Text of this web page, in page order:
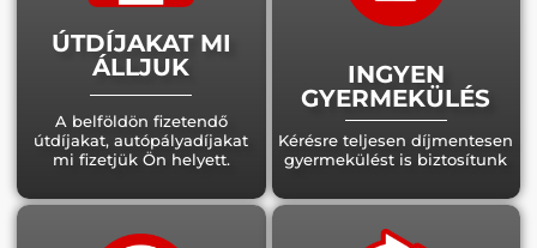
ÚTDÍJAKAT MI
ÁLLJUK
A belföldön fizetendő
útdíjakat, autópályadíjakat
mi fizetjük Ön helyett.
INGYEN
GYERMEKÜLÉS
Kérésre teljesen díjmentesen
gyermekülést is biztosítunk